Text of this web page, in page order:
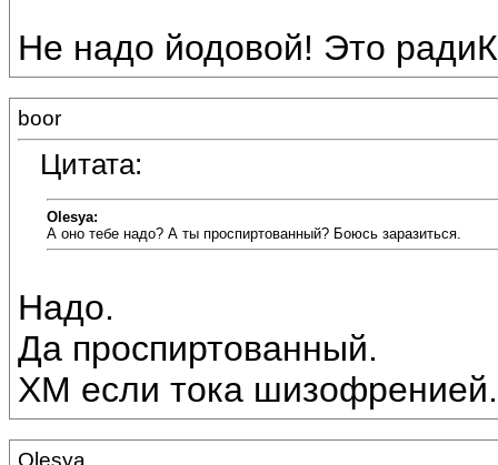
Не надо йодовой! Это
boor
Цитата:
Olesya:
А оно тебе надо? А ты проспиртованный? Боюсь заразиться.
Надо.
Да проспиртованный.
ХМ если тока шизофренией.
Olesya